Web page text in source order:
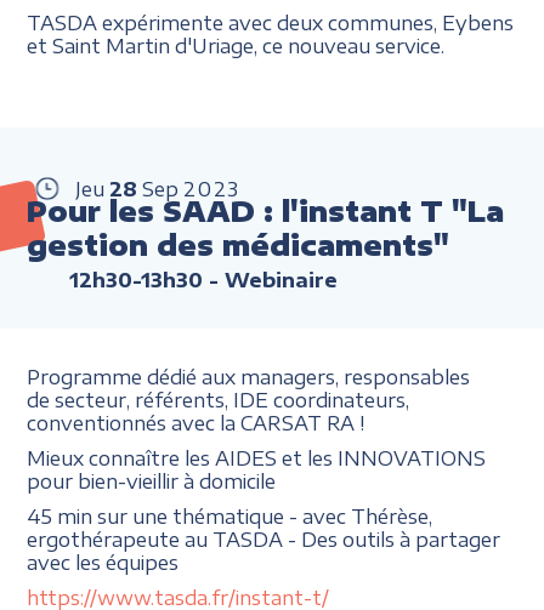
TASDA expérimente avec deux communes, Eybens
et Saint Martin d'Uriage, ce nouveau service.
Jeu 28 Sep 2023
Pour les SAAD : l'instant T "La
gestion des médicaments"
12h30-13h30 - Webinaire
Programme dédié aux managers, responsables
de secteur, référents, IDE coordinateurs,
conventionnés avec la CARSAT RA !
Mieux connaître les AIDES et les INNOVATIONS
pour bien-vieillir à domicile
45 min sur une thématique - avec Thérèse,
ergothérapeute au TASDA - Des outils à partager
avec les équipes
https://www.tasda.fr/instant-t/